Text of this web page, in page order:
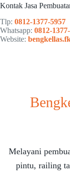
Kontak Jasa
Tlp: 0812-1377-5957
Whatsapp: 0812-
Website:
Melayani
pintu, railing